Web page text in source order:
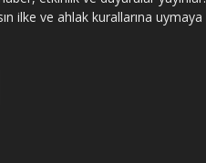
ilke ve ahlak kurallarına uymaya